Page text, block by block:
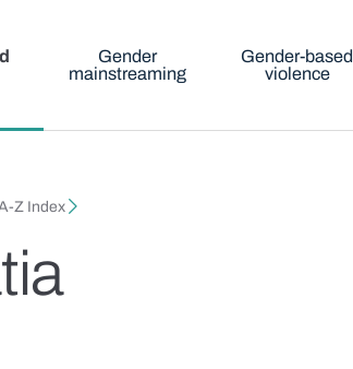
Gender
mainstreaming
Gender-based
violence
Z Index